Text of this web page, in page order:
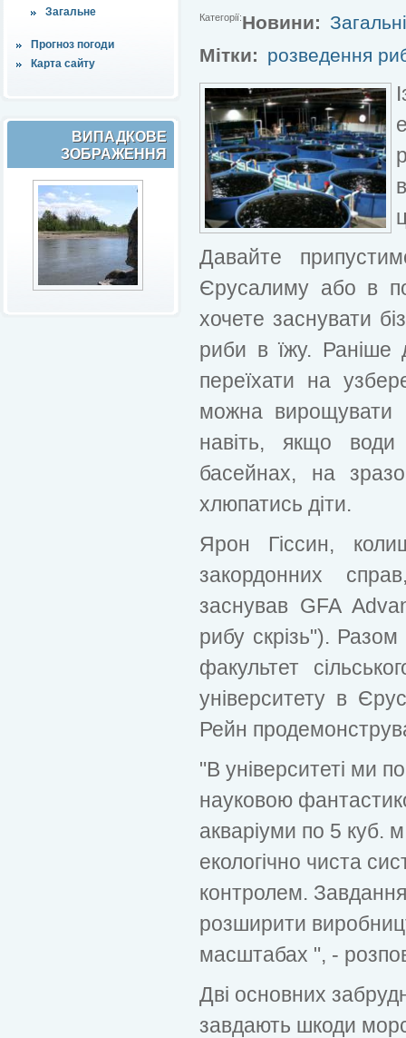
Загальне
Прогноз погоди
Карта сайту
ВИПАДКОВЕ
ЗОБРАЖЕННЯ
Категорії:Новини:
Мітки: розведення
Давайте
Єрусалиму або в
хочете заснувати
риби в їжу. Раніше
переїхати на
можна вирощувати
навіть, якщо
басейнах, на
хлюпатись діти.
Ярон Гіссин,
закордонних
заснував GFA
рибу скрізь"). Разом
факультет
університету в
Рейн
"В університеті ми
науковою
акваріуми по 5 куб.
екологічно чиста
контролем.
розширити
масштабах ", -
Дві основних
завдають шкоди